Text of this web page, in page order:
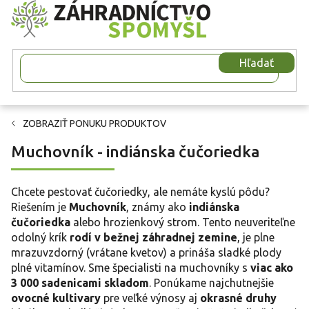
Prejsť
na
obsah
Hľadať
ZOBRAZIŤ PONUKU PRODUKTOV
Muchovník - indiánska čučoriedka
Chcete pestovať čučoriedky, ale nemáte kyslú pôdu?
Riešením je Muchovník , známy ako indiánska
čučoriedka alebo hrozienkový strom. Tento neuveriteľne
odolný krík rodí v bežnej záhradnej zemine , je plne
mrazuvzdorný (vrátane kvetov) a prináša sladké plody
plné vitamínov. Sme špecialisti na muchovníky s viac ako
3 000 sadenicami skladom . Ponúkame najchutnejšie
ovocné kultivary pre veľké výnosy aj okrasné druhy